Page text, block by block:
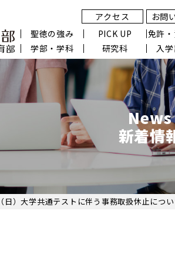
アクセス お問
聖徳の強み
PICK UP 免許
学部・学科
研究科 入
News
新着情
日）大学共通テストに伴う事務取扱休止につ